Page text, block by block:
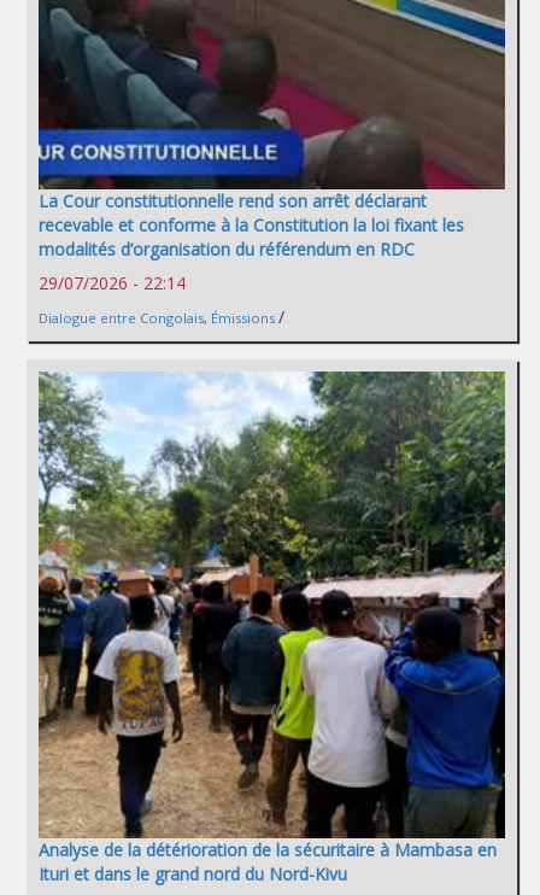
La Cour constitutionnelle rend son arrêt déclarant
recevable et conforme à la Constitution la loi fixant les
modalités d’organisation du référendum en RDC
29/07/2026 - 22:14
Dialogue entre Congolais, Émissions /
Analyse de la détérioration de la sécuritaire à Mambasa en
Ituri et dans le grand nord du Nord-Kivu